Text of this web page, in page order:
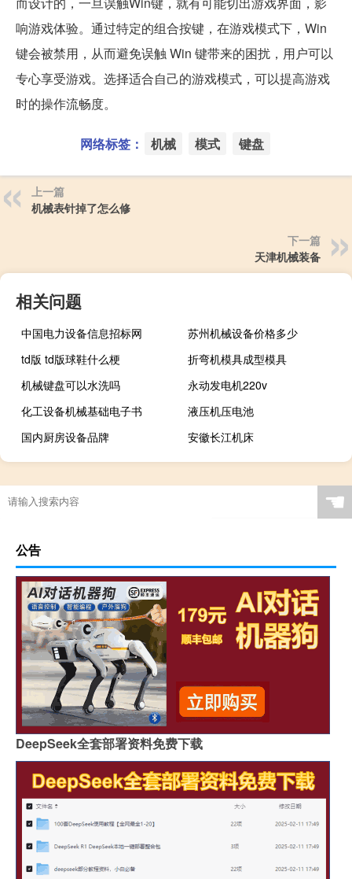
响游戏体验。通过特定的组合按键，在游戏模式下，Win
键会被禁用，从而避免误触 Win 键带来的困扰，用户可以
专心享受游戏。选择适合自己的游戏模式，可以提高游戏
时的操作流畅度。
网络标签： 机械 模式 键盘
上一篇
机械表针掉了怎么修
下一篇
天津机械装备
相关问题
中国电力设备信息招标网
苏州机械设备价格多少
td版 td版球鞋什么梗
折弯机模具成型模具
机械键盘可以水洗吗
永动发电机220v
化工设备机械基础电子书
液压机压电池
国内厨房设备品牌
安徽长江机床
☚
公告
DeepSeek全套部署资料免费下载